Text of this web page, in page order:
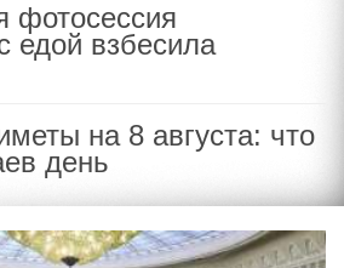
фотосессия
едой взбесила
на 8 августа: что
день